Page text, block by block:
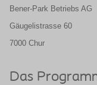
Bener-Park Betriebs AG
Gäugelistrasse 60
7000 Chur
Das